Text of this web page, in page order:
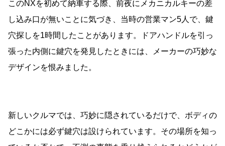
このNXを初めて納車する際、前夜にメカニカルキーの差
し込み口が無いことに気づき、当時の営業マン5人で、鍵
穴探しを1時間したことがあります。ドアハンドルを引っ
張った内側に鍵穴を発見したときには、メーカーの巧妙な
デザインを恨みました。
新しいクルマでは、巧妙に隠されているだけで、ボディの
どこかには必ず鍵穴は設けられています。その場所を知っ